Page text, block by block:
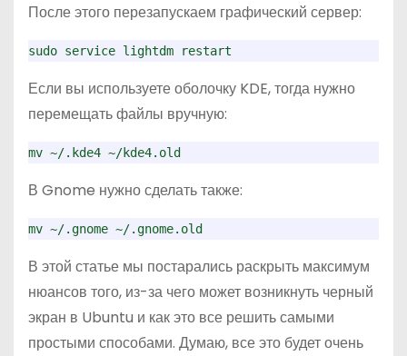
После этого перезапускаем графический сервер:
sudo service lightdm restart
Если вы используете оболочку KDE, тогда нужно
перемещать файлы вручную:
mv ~/.kde4 ~/kde4.old
В Gnome нужно сделать также:
mv ~/.gnome ~/.gnome.old
В этой статье мы постарались раскрыть максимум
нюансов того, из-за чего может возникнуть черный
экран в Ubuntu и как это все решить самыми
простыми способами. Думаю, все это будет очень